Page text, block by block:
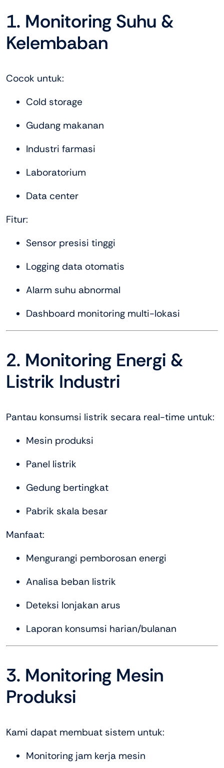
1. Monitoring Suhu &
Kelembaban
Cocok untuk:
Cold storage
Gudang makanan
Industri farmasi
Laboratorium
Data center
Fitur:
Sensor presisi tinggi
Logging data otomatis
Alarm suhu abnormal
Dashboard monitoring multi-lokasi
2. Monitoring Energi &
Listrik Industri
Pantau konsumsi listrik secara real-time untuk:
Mesin produksi
Panel listrik
Gedung bertingkat
Pabrik skala besar
Manfaat:
Mengurangi pemborosan energi
Analisa beban listrik
Deteksi lonjakan arus
Laporan konsumsi harian/bulanan
3. Monitoring Mesin
Produksi
Kami dapat membuat sistem untuk:
Monitoring jam kerja mesin